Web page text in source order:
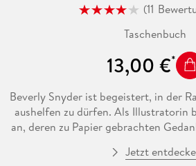
(11
Taschenbuch
13,00 €
Beverly Snyder ist begeistert, in der
aushelfen zu dürfen. Als Illustratorin
an, deren zu Papier gebrachten
Beverly das Buch einer Autorin
Jetzt